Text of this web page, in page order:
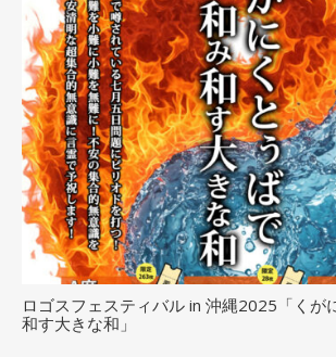
ロゴスフェスティバル in 沖縄2025「くが
和す大きな和」